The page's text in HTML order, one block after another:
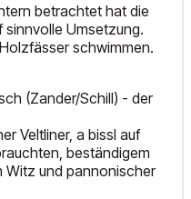
betrachtet hat die
Umsetzung.
schwimmen.
(Zander/Schill) - der
Veltliner, a bissl auf
beständigem
Witz und pannonischer